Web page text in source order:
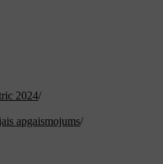
2024/
apgaismojums/